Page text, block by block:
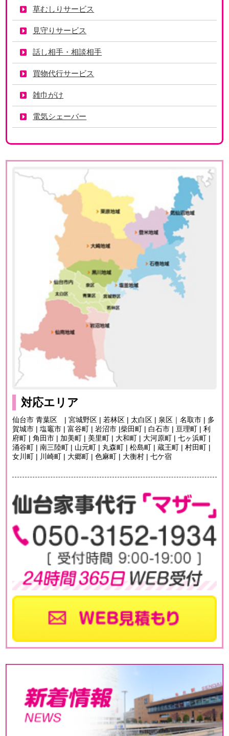
草むしりサービス
見守りサービス
話し相手・相談相手
買物代行サービス
雑巾がけ
電気シェーバー
対応エリア
仙台市 青葉区 | 宮城野区 | 若林区 | 太白区 | 泉区｜名取市 | 多
賀城市 | 塩竈市 | 富谷町 | 岩沼市 |柴田町 | 白石市 | 亘理町 | 利
府町 | 角田市 | 加美町 | 美里町 | 大和町 | 大河原町 | 七ヶ浜町 |
涌谷町 | 南三陸町 | 山元町 | 丸森町 | 松島町 | 蔵王町 | 村田町 |
女川町 | 川崎町 | 大郷町 | 色麻町 | 大衡村 | 七ケ宿